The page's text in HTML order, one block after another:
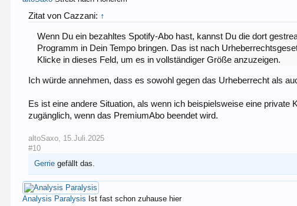
Zitat von Cazzani: ↑
Wenn Du ein bezahltes Spotify-Abo hast, kannst Du die dort
Programm in Dein Tempo bringen. Das ist nach
Klicke in dieses Feld, um es in vollständiger Größe anzuzeigen.
Ich würde annehmen, dass es sowohl gegen das Urheberrecht als
Es ist eine andere Situation, als wenn ich beispielsweise eine
zugänglich, wenn das PremiumAbo beendet wird.
altoSaxo 15.Juli.2025
#10
Gerrie gefällt das.
Analysis Paralysis Ist fast schon zuhause hier